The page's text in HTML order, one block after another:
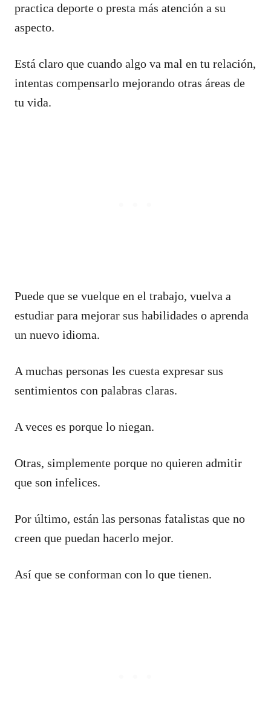
practica deporte o presta más atención a su
aspecto.
Está claro que cuando algo va mal en tu relación,
intentas compensarlo mejorando otras áreas de
tu vida.
Puede que se vuelque en el trabajo, vuelva a
estudiar para mejorar sus habilidades o aprenda
un nuevo idioma.
A muchas personas les cuesta expresar sus
sentimientos con palabras claras.
A veces es porque lo niegan.
Otras, simplemente porque no quieren admitir
que son infelices.
Por último, están las personas fatalistas que no
creen que puedan hacerlo mejor.
Así que se conforman con lo que tienen.